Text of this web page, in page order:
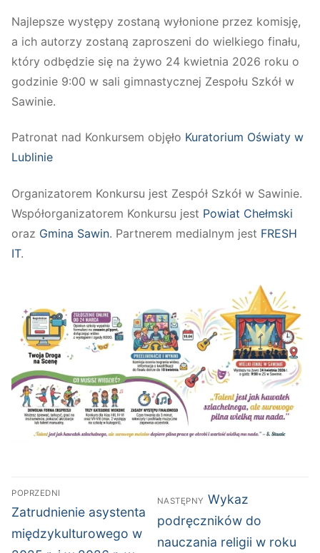
Najlepsze występy zostaną wyłonione przez komisję,
a ich autorzy zostaną zaproszeni do wielkiego finału,
który odbędzie się na żywo 24 kwietnia 2026 roku o
godzinie 9:00 w sali gimnastycznej Zespołu Szkół w
Sawinie.
Patronat nad Konkursem objęło Kuratorium Oświaty w
Lublinie
Organizatorem Konkursu jest Zespół Szkół w Sawinie.
Współorganizatorem Konkursu jest Powiat Chełmski
oraz Gmina Sawin. Partnerem medialnym jest FRESH
IT.
Nawigacja
wpisu
POPRZEDNI
Poprzedni
wpis:
Zatrudnienie asystenta
międzykulturowego w
NASTĘPNY Następny
wpis:
Wykaz
podręczników do
nauczania religii w roku